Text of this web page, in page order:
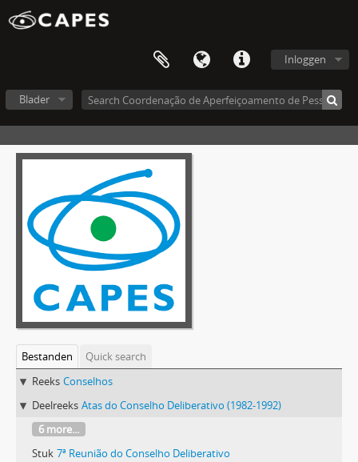
Inloggen
Blader
Bestanden
Quick search
Reeks Conselhos
Deelreeks Atas do Conselho Deliberativo (1982-1992)
6 more...
Stuk 7ª Reunião do Conselho Deliberativo